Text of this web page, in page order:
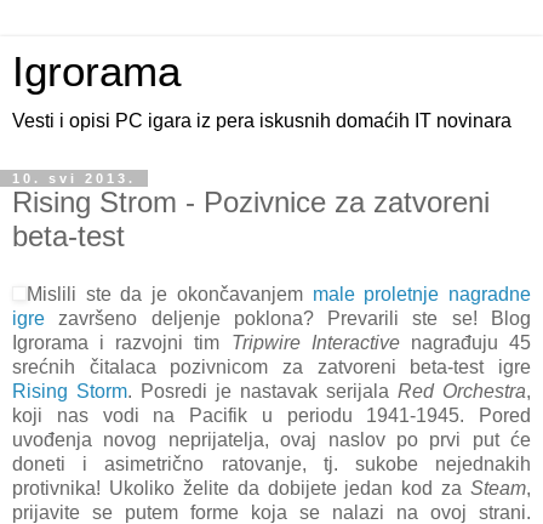
Igrorama
Vesti i opisi PC igara iz pera iskusnih domaćih IT novinara
10. svi 2013.
Rising Strom - Pozivnice za zatvoreni
beta-test
Mislili ste da je okončavanjem male proletnje nagradne
igre završeno deljenje poklona? Prevarili ste se! Blog
Igrorama i razvojni tim Tripwire Interactivenagrađuju 45
srećnih čitalaca pozivnicom za zatvoreni beta-test igre
Rising Storm. Posredi je nastavak serijala Red Orchestra,
koji nas vodi na Pacifik u periodu 1941-1945. Pored
uvođenja novog neprijatelja, ovaj naslov po prvi put će
doneti i asimetrično ratovanje, tj. sukobe nejednakih
protivnika! Ukoliko želite da dobijete jedan kod za Steam,
prijavite se putem forme koja se nalazi na ovoj strani.